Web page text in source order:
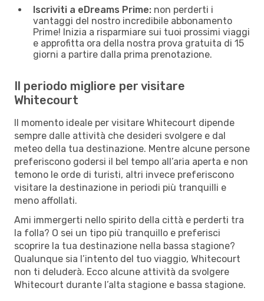
Iscriviti a eDreams Prime: non perderti i
vantaggi del nostro incredibile abbonamento
Prime! Inizia a risparmiare sui tuoi prossimi viaggi
e approfitta ora della nostra prova gratuita di 15
giorni a partire dalla prima prenotazione.
Il periodo migliore per visitare
Whitecourt
Il momento ideale per visitare Whitecourt dipende
sempre dalle attività che desideri svolgere e dal
meteo della tua destinazione. Mentre alcune persone
preferiscono godersi il bel tempo all’aria aperta e non
temono le orde di turisti, altri invece preferiscono
visitare la destinazione in periodi più tranquilli e
meno affollati.
Ami immergerti nello spirito della città e perderti tra
la folla? O sei un tipo più tranquillo e preferisci
scoprire la tua destinazione nella bassa stagione?
Qualunque sia l’intento del tuo viaggio, Whitecourt
non ti deluderà. Ecco alcune attività da svolgere
Whitecourt durante l’alta stagione e bassa stagione.